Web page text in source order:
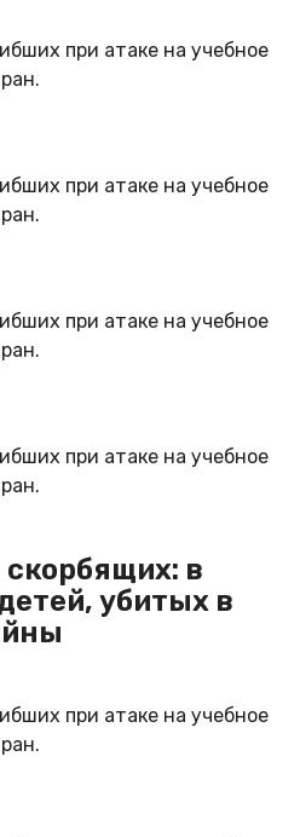
при атаке на учебное
при атаке на учебное
при атаке на учебное
при атаке на учебное
в
убитых в
при атаке на учебное